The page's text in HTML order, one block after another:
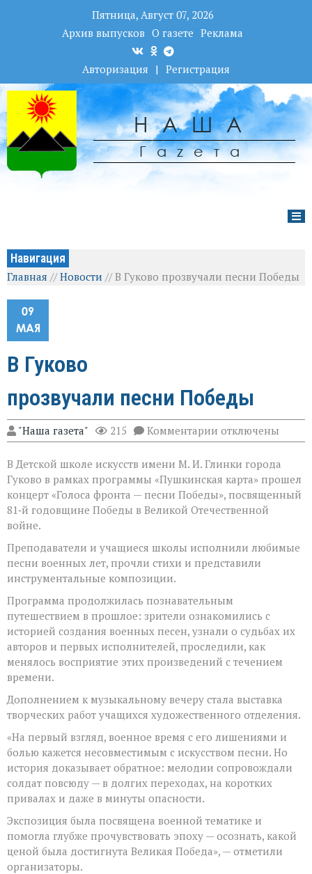
Пятница, Август 07, 2026
Архив выпусков О газете Реклама
Авторизация | Регистрация
НАША
Гаzета
Навигация
Главная //Новости //В Гуково прозвучали песни Победы
09
МАЯ
В Гуково
прозвучали песни Победы
"Наша газета" 215 Комментарии к
записи
прозвучали
отключены
В Детской школе искусств имени М. И. Глинки города
Гуково в рамках программы «Пушкинская карта» прошел
концерт «Голоса фронта — песни Победы», посвященный
81‑й годовщине Победы в Великой Отечественной
войне.
Преподаватели и учащиеся школы исполнили любимые
песни военных лет, прочли стихи и представили
инструментальные композиции.
Программа продолжилась познавательным
путешествием в прошлое: зрители ознакомились с
историей создания военных песен, узнали о судьбах их
авторов и первых исполнителей, проследили, как
менялось восприятие этих произведений с течением
времени.
Дополнением к музыкальному вечеру стала выставка
творческих работ учащихся художественного отделения.
«На первый взгляд, военное время с его лишениями и
болью кажется несовместимым с искусством песни. Но
история доказывает обратное: мелодии сопровождали
солдат повсюду — в долгих переходах, на коротких
привалах и даже в минуты опасности.
Экспозиция была посвящена военной тематике и
помогла глубже прочувствовать эпоху — осознать, какой
ценой была достигнута Великая Победа», — отметили
организаторы.